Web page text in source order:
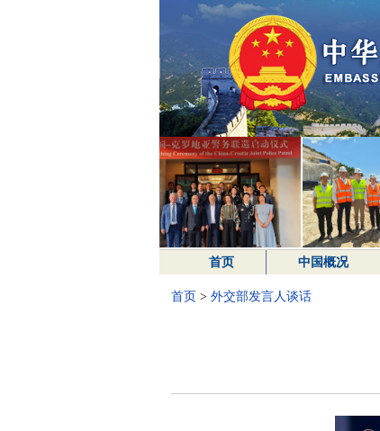
首页 中国概况
首页 > 外交部发言人谈话